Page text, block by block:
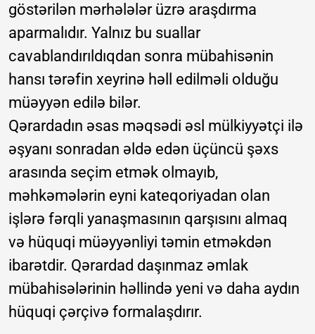
göstərilən mərhələlər üzrə araşdırma
aparmalıdır. Yalnız bu suallar
cavablandırıldıqdan sonra mübahisənin
hansı tərəfin xeyrinə həll edilməli olduğu
müəyyən edilə bilər.
Qərardadın əsas məqsədi əsl mülkiyyətçi ilə
əşyanı sonradan əldə edən üçüncü şəxs
arasında seçim etmək olmayıb,
məhkəmələrin eyni kateqoriyadan olan
işlərə fərqli yanaşmasının qarşısını almaq
və hüquqi müəyyənliyi təmin etməkdən
ibarətdir. Qərardad daşınmaz əmlak
mübahisələrinin həllində yeni və daha aydın
hüquqi çərçivə formalaşdırır.